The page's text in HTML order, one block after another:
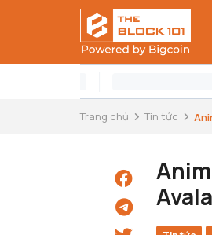
Trang chủ Tin tức